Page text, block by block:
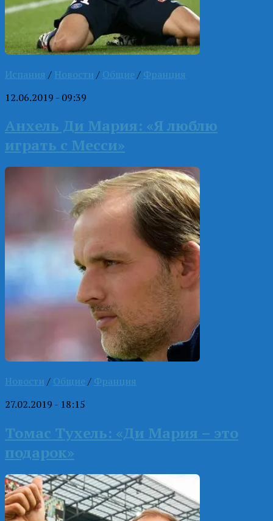
Испания / Новости / Общие / Франция
12.06.2019 - 09:39
Анхель Ди Мария: «Я люблю
играть с Месси»
Новости / Общие / Франция
27.02.2019 - 18:15
Томас Тухель: «Ди Мария – это
подарок»